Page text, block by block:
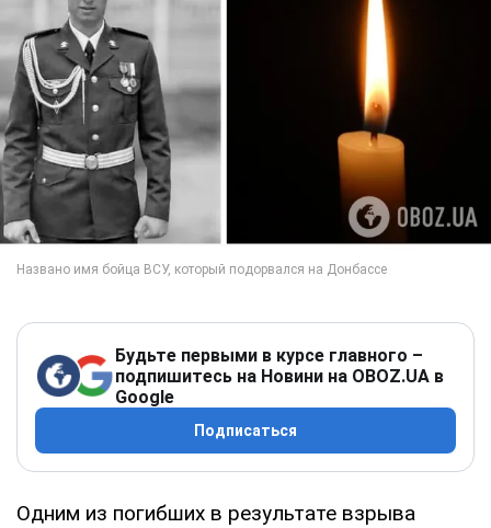
Будьте первыми в курсе главного –
подпишитесь на Новини на OBOZ.UA в
Google
Подписаться
Одним из погибших в результате взрыва